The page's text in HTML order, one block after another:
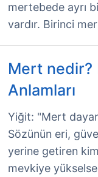
mertebede ayrı
vardır. Birinci
Mert nedir?
Anlamları
Yiğit: "Mert
Sözünün eri,
yerine getiren
mevkiye